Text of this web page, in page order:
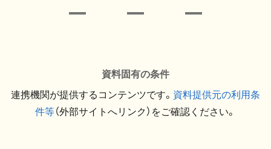
資料固有の条件
連携機関が提供するコンテンツです。 資料提供元の利用条
件等（外部サイトへリンク）をご確認ください。